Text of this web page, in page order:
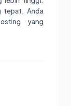
tepat, Anda
yang